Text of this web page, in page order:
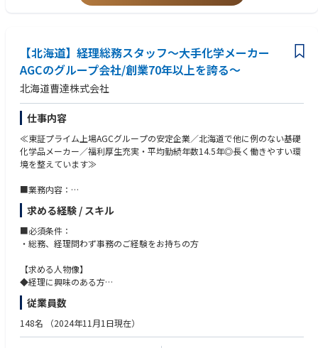
【北海道】経理総務スタッフ～大手化学メーカー
AGCのグループ会社/創業70年以上を誇る～
北海道曹達株式会社
仕事内容
≪東証プライム上場AGCグループの安定企業／北海道で他に例のない基礎
化学品メーカー／福利厚生充実・平均勤続年数14.5年◎長く働きやすい環
境を整えています≫
■業務内容：
総務グループにて総務・経理業務をお任せいたします。
会計ソフトを使用した日常的な伝票の処理から原価計算、固定資産管理、
予算編成、決算業務、監査対応、各種社内資料作成などをお任せいたしま
す。
■競合と優位性：
社の工場がなく、道内唯一の製造拠点である当社が優位性を確保していま
す。
求める経験 / スキル
■必須条件：
・総務、経理問わず事務のご経験をお持ちの方
【求める人物像】
◆経理に興味のある方
◆機密情報を厳守できる方
◆報告・連絡・相談がきちんとできる誠実な方
◆周囲との和を大切にする協調性のある方
従業員数
148名 （2024年11月1日現在）